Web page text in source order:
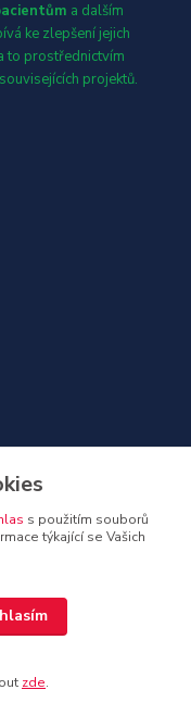
a dalším
ke zlepšení jejich
to prostřednictvím
projektů.
ZDARMA! 🎶
s použitím souborů
týkající se Vašich
zde.